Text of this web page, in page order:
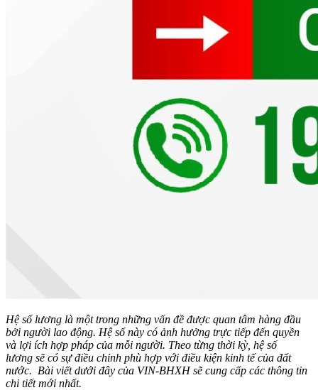
Hệ số lương là một trong những vấn đề được quan tâm hàng đầu
bởi người lao động. Hệ số này có ảnh hưởng trực tiếp đến quyền
và lợi ích hợp pháp của mỗi người. Theo từng thời kỳ, hệ số
lương sẽ có sự điều chỉnh phù hợp với điều kiện kinh tế của đất
nước. Bài viết dưới đây của VIN-BHXH sẽ cung cấp các thông tin
chi tiết mới nhất.